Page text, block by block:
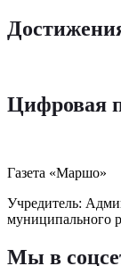
Цифровая
Газета «Маршо»
Учредитель:
муниципального
Мы в